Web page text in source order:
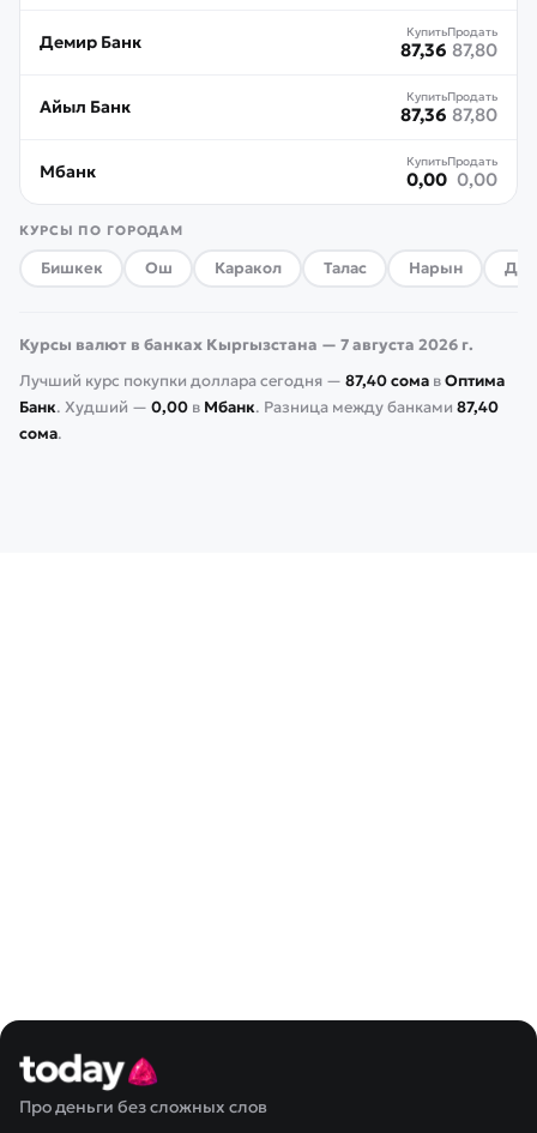
Демир Банк Купить
87,36
Продать
87,80
Айыл Банк Купить
87,36
Продать
87,80
Мбанк Купить
0,00
Продать
0,00
КУРСЫ ПО ГОРОДАМ
Бишкек Ош Каракол Талас Нарын
Курсы валют в банках Кыргызстана — 7 августа 2026 г.
Лучший курс покупки доллара сегодня — 87,40сома вОптима
Банк. Худший — 0,00 в Мбанк. Разница между банками 87,40
сома.
Про деньги без сложных слов